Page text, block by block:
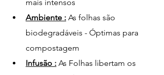
mais intensos
Ambiente : As folhas são
biodegradáveis - Óptimas para
compostagem
Infusão : As Folhas libertam os